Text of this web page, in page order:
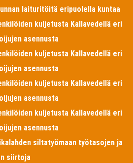
laituritöitä eripuolella kuntaa
kuljetusta Kallavedellä eri
asennusta
kuljetusta Kallavedellä eri
asennusta
kuljetusta Kallavedellä eri
asennusta
kuljetusta Kallavedellä eri
asennusta
siltatyömaan työtasojen ja
siirtoja